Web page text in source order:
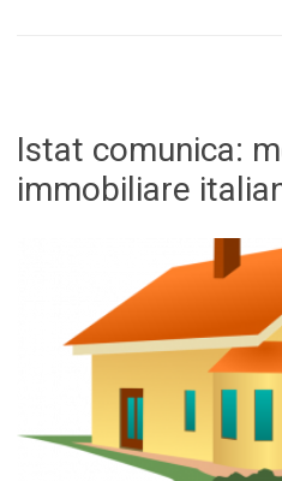
Istat comunica:
immobiliare